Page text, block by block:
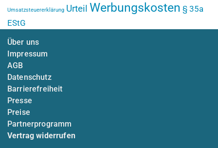
Umsatzsteuererklärung Urteil Werbungskosten § 35a
EStG
Über uns
Impressum
AGB
Datenschutz
Barrierefreiheit
Presse
Preise
Partnerprogramm
Vertrag widerrufen